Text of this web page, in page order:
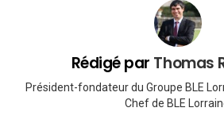
Rédigé par Thomas
Président-fondateur du Groupe BLE
Chef de BLE